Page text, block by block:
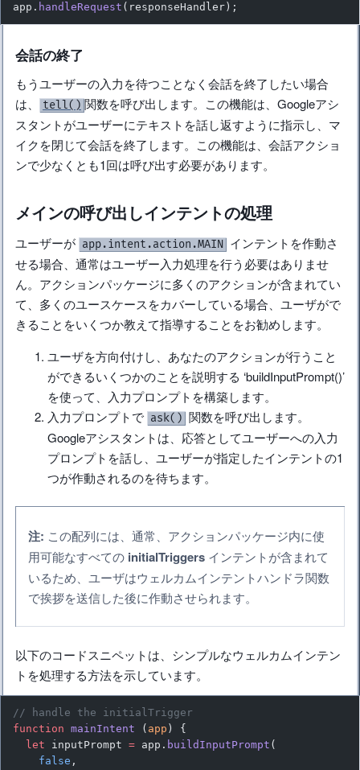
app. handleRequest (responseHandler);
会話の終了
もうユーザーの入力を待つことなく会話を終了したい場合
は、
tell() 関数を呼び出します。この機能は、Googleアシ
スタントがユーザーにテキストを話し返すように指示し、マ
イクを閉じて会話を終了します。この機能は、会話アクショ
ンで少なくとも1回は呼び出す必要があります。
メインの呼び出しインテントの処理
ユーザーが app.intent.action.MAIN インテントを作動さ
せる場合、通常はユーザー入力処理を行う必要はありませ
ん。アクションパッケージに多くのアクションが含まれてい
て、多くのユースケースをカバーしている場合、ユーザがで
きることをいくつか教えて指導することをお勧めします。
ユーザを方向付けし、あなたのアクションが行うこと
ができるいくつかのことを説明する ‘buildInputPrompt()’
を使って、入力プロンプトを構築します。
入力プロンプトで ask() 関数を呼び出します。
Googleアシスタントは、応答としてユーザーへの入力
プロンプトを話し、ユーザーが指定したインテントの1
つが作動されるのを待ちます。
注: この配列には、通常、アクションパッケージ内に使
用可能なすべての initialTriggers インテントが含まれて
いるため、ユーザはウェルカムインテントハンドラ関数
で挨拶を送信した後に作動させられます。
以下のコードスニペットは、シンプルなウェルカムインテン
トを処理する方法を示しています。
// handle the initialTrigger
function mainIntent ( app ) {
  let
inputPrompt = app. buildInputPrompt (
    false
,